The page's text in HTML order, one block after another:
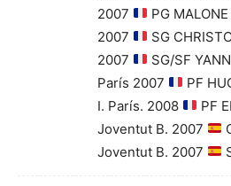
2007
PG
2007
SG
2007
SG/SF
París 2007
PF
I. París. 2008
PF
Joventut B. 2007
Joventut B. 2007